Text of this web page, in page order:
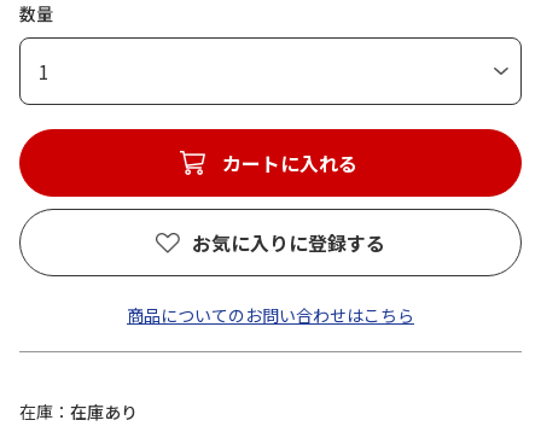
数量
1
カートに入れる
お気に入りに登録する
商品についてのお問い合わせはこちら
在庫
在庫あり